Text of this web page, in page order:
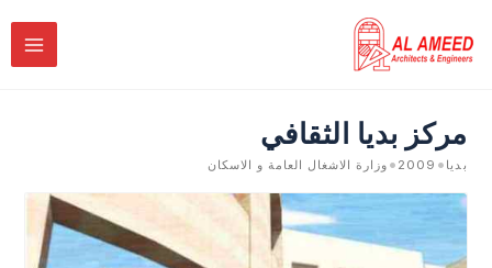
إلى
المحتوى
مركز بديا الثقافي
بديا •
2009
• وزارة الاشغال العامة و الاسكان